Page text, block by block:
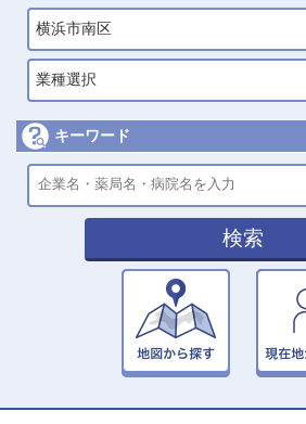
横浜市南区
業種選択
キーワード
検索